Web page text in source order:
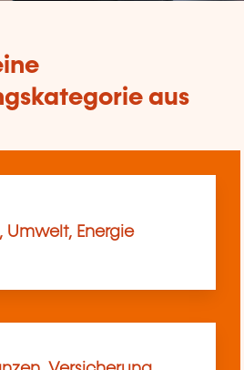
aus
Umwelt, Energie